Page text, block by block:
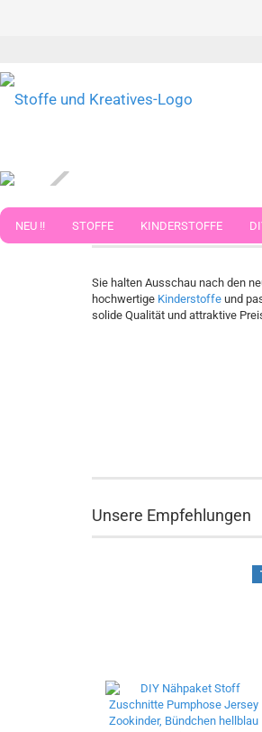
NEU !! STOFFE KINDERSTOFFE
Günstige, originelle
Sie halten Ausschau nach den
hochwertige Kinderstoffe und
solide Qualität und attraktive
Unsere Empfehlungen